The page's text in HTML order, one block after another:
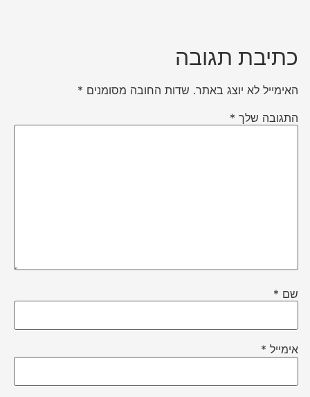
כתיבת תגובה
האימייל לא יוצג באתר. שדות החובה מסומנים *
התגובה שלך *
שם *
אימייל *